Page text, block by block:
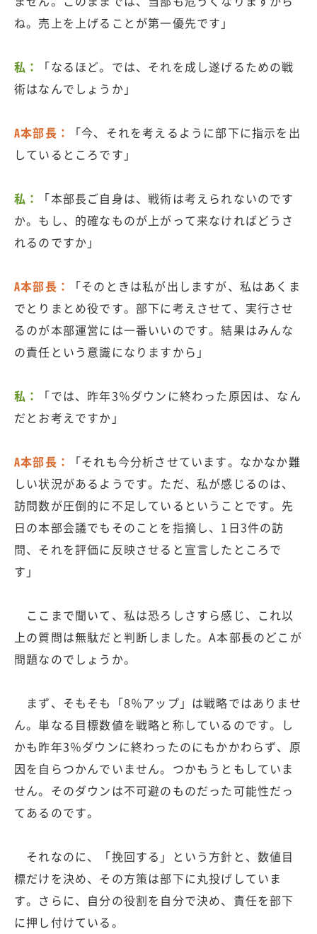
ね。売上を上げることが第一優先です」
私：
「なるほど。では、それを成し遂げるための戦
術はなんでしょうか」
A本部長：
「今、それを考えるように部下に指示を出
しているところです」
私：
「本部長ご自身は、戦術は考えられないのです
か。もし、的確なものが上がって来なければどうさ
れるのですか」
A本部長：
「そのときは私が出しますが、私はあくま
でとりまとめ役です。部下に考えさせて、実行させ
るのが本部運営には一番いいのです。結果はみんな
の責任という意識になりますから」
私：
「では、昨年3％ダウンに終わった原因は、なん
だとお考えですか」
A本部長：
「それも今分析させています。なかなか難
しい状況があるようです。ただ、私が感じるのは、
訪問数が圧倒的に不足しているということです。先
日の本部会議でもそのことを指摘し、1日3件の訪
問、それを評価に反映させると宣言したところで
す」
ここまで聞いて、私は恐ろしさすら感じ、これ以
上の質問は無駄だと判断しました。A本部長のどこが
問題なのでしょうか。
まず、そもそも「8％アップ」は戦略ではありませ
ん。単なる目標数値を戦略と称しているのです。し
かも昨年3％ダウンに終わったのにもかかわらず、原
因を自らつかんでいません。つかもうともしていま
せん。そのダウンは不可避のものだった可能性だっ
てあるのです。
それなのに、「挽回する」という方針と、数値目
標だけを決め、その方策は部下に丸投げしていま
す。さらに、自分の役割を自分で決め、責任を部下
に押し付けている。